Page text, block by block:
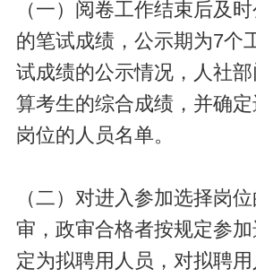
（一）阅卷工作结束后及
的笔试成绩，公示期为7个
试成绩的公示情况，人社
算考生的综合成绩，并确
岗位的人员名单。
（二）对进入参加选择岗
审，政审合格者按规定参
定为拟聘用人员，对拟聘